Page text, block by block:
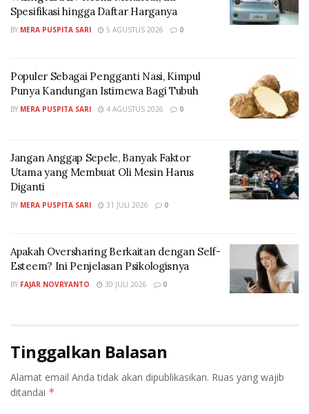
Spesifikasi hingga Daftar Harganya
BY MERA PUSPITA SARI 5 AGUSTUS 2026 0
Populer Sebagai Pengganti Nasi, Kimpul
Punya Kandungan Istimewa Bagi Tubuh
BY MERA PUSPITA SARI 4 AGUSTUS 2026 0
Jangan Anggap Sepele, Banyak Faktor
Utama yang Membuat Oli Mesin Harus
Diganti
BY MERA PUSPITA SARI 31 JULI 2026 0
Apakah Oversharing Berkaitan dengan Self-
Esteem? Ini Penjelasan Psikologisnya
BY FAJAR NOVRYANTO 30 JULI 2026 0
Tinggalkan Balasan
Alamat email Anda tidak akan dipublikasikan. Ruas yang wajib
ditandai *